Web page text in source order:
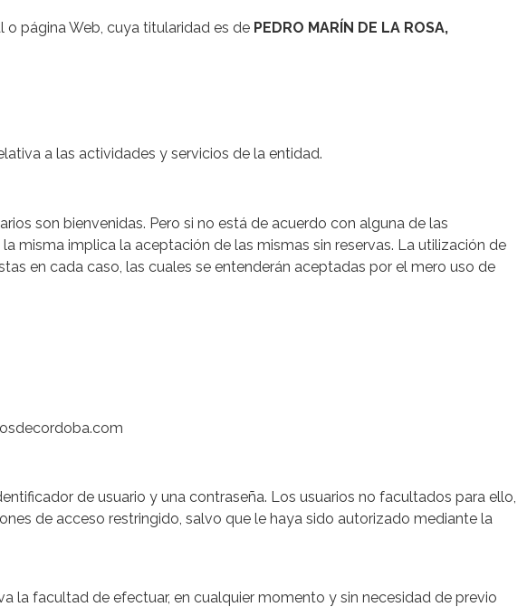
o página Web, cuya titularidad es de PEDRO MARÍN DE LA ROSA,
a las actividades y servicios de la entidad.
son bienvenidas. Pero si no está de acuerdo con alguna de las
misma implica la aceptación de las mismas sin reservas. La utilización de
en cada caso, las cuales se entenderán aceptadas por el mero uso de
de usuario y una contraseña. Los usuarios no facultados para ello,
de acceso restringido, salvo que le haya sido autorizado mediante la
la facultad de efectuar, en cualquier momento y sin necesidad de previo